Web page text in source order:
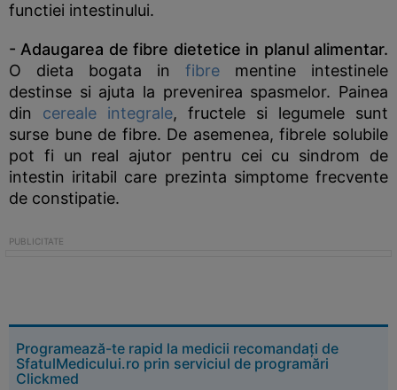
functiei intestinului.
- Adaugarea de fibre dietetice in planul alimentar.
O dieta bogata in fibre mentine intestinele
destinse si ajuta la prevenirea spasmelor. Painea
din cereale integrale, fructele si legumele sunt
surse bune de fibre. De asemenea, fibrele solubile
pot fi un real ajutor pentru cei cu sindrom de
intestin iritabil care prezinta simptome frecvente
de constipatie.
Programează-te rapid la medicii recomandați de
SfatulMedicului.ro prin serviciul de programări
Clickmed